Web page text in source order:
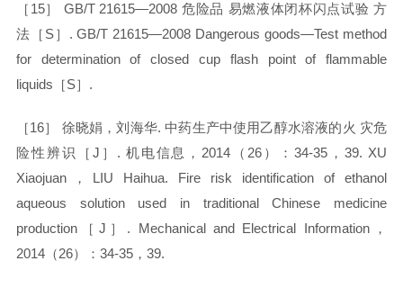
［ 15］ GB/T 21615—2008 危险品 易燃液体闭杯闪点试验 方
法［S］. GB/T 21615—2008 Dangerous goods—Test method
for determination of closed cup flash point of flammable
liquids［S］.
［16］ 徐晓娟，刘海华. 中药生产中使用乙醇水溶液的火 灾危
险性辨识［J］. 机电信息，2014（26）：34-35，39. XU
Xiaojuan，LIU Haihua. Fire risk identification of ethanol
aqueous solution used in traditional Chinese medicine
production［J］. Mechanical and Electrical Information，
2014（26）：34-35，39.